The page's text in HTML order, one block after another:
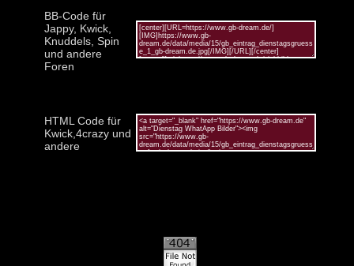
BB-Code für
Jappy, Kwick,
Knuddels, Spin
und andere
Foren
HTML Code für
Kwick,4crazy und
andere